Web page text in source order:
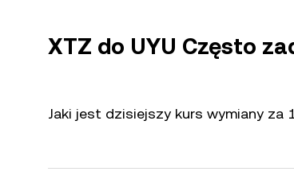
XTZ do UYU Często
Jaki jest dzisiejszy kurs wymiany za